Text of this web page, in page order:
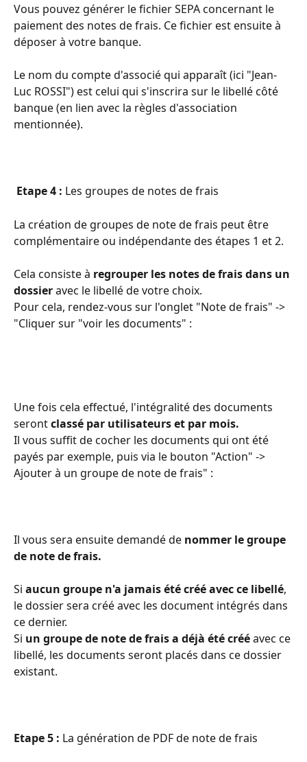
Vous pouvez générer le fichier SEPA concernant le
paiement des notes de frais. Ce fichier est ensuite à
déposer à votre banque.
Le nom du compte d'associé qui apparaît (ici "Jean-
Luc ROSSI") est celui qui s'inscrira sur le libellé côté
banque (en lien avec la règles d'association
mentionnée).
Etape 4 : Les groupes de notes de frais
La création de groupes de note de frais peut être
complémentaire ou indépendante des étapes 1 et 2.
Cela consiste à regrouper les notes de frais dans un
dossier avec le libellé de votre choix.
Pour cela, rendez-vous sur l'onglet "Note de frais" ->
"Cliquer sur "voir les documents" :
Une fois cela effectué, l'intégralité des documents
seront classé par utilisateurset par mois.
Il vous suffit de cocher les documents qui ont été
payés par exemple, puis via le bouton "Action" ->
Ajouter à un groupe de note de frais" :
Il vous sera ensuite demandé de nommer le groupe
de note de frais.
Si aucun groupe n'a jamais été créé avec ce libellé,
le dossier sera créé avec les document intégrés dans
ce dernier.
Si un groupe de note de frais a déjà été créé avec ce
libellé, les documents seront placés dans ce dossier
existant.
Etape 5 : La génération de PDF de note de frais